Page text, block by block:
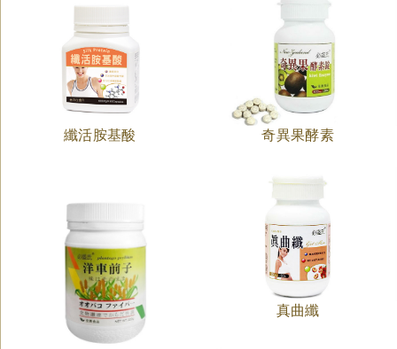
纖活胺基酸 奇異果酵素
真曲纖